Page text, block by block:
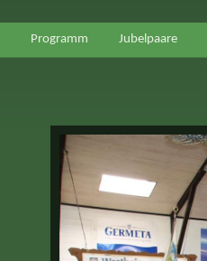
Programm Jubelpaare